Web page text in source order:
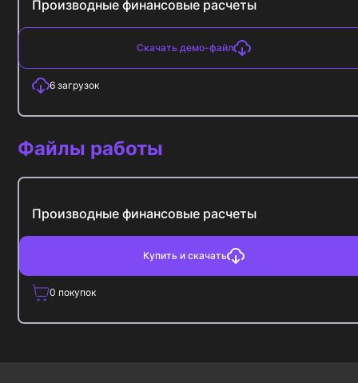
Производные финансовые расчеты
Скачать демо-файл
6 загрузок
Файлы работы
Производные финансовые расчеты
Купить и скачать
0 покупок